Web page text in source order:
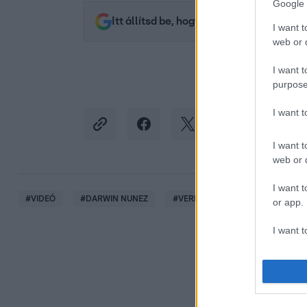
Google
I want
web or
I want
I want
I want
web or
I want
or app.
I want
I want
Itt állítsd be, hogy az RTL.hu az elsők
#VIDEÓ #DARWIN NUNEZ #VEREKEDÉS